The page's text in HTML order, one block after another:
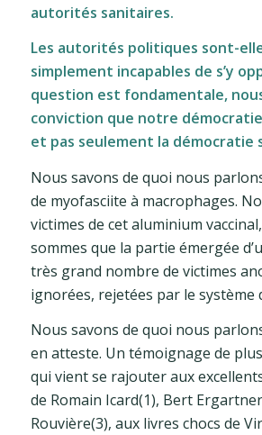
autorités sanitaires.
Les autorités politiques sont-
simplement incapables de s’y
question est fondamentale,
conviction que notre
et pas seulement la démocratie
Nous savons de quoi nous
de myofasciite à macrophages.
victimes de cet aluminium
sommes que la partie émergée
très grand nombre de victimes
ignorées, rejetées par le système
Nous savons de quoi nous
en atteste. Un témoignage de
qui vient se rajouter aux
de Romain Icard(1), Bert
Rouvière(3), aux livres chocs de